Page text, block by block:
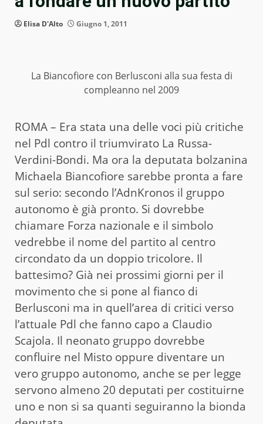
Elisa D'Alto Giugno 1, 2011
La Biancofiore con Berlusconi alla sua festa di
compleanno nel 2009
ROMA – Era stata una delle voci più critiche
nel Pdl contro il triumvirato La Russa-
Verdini-Bondi. Ma ora la deputata bolzanina
Michaela Biancofiore sarebbe pronta a fare
sul serio: secondo l’AdnKronos il gruppo
autonomo è già pronto. Si dovrebbe
chiamare Forza nazionale e il simbolo
vedrebbe il nome del partito al centro
circondato da un doppio tricolore. Il
battesimo? Già nei prossimi giorni per il
movimento che si pone al fianco di
Berlusconi ma in quell’area di critici verso
l’attuale Pdl che fanno capo a Claudio
Scajola. Il neonato gruppo dovrebbe
confluire nel Misto oppure diventare un
vero gruppo autonomo, anche se per legge
servono almeno 20 deputati per costituirne
uno e non si sa quanti seguiranno la bionda